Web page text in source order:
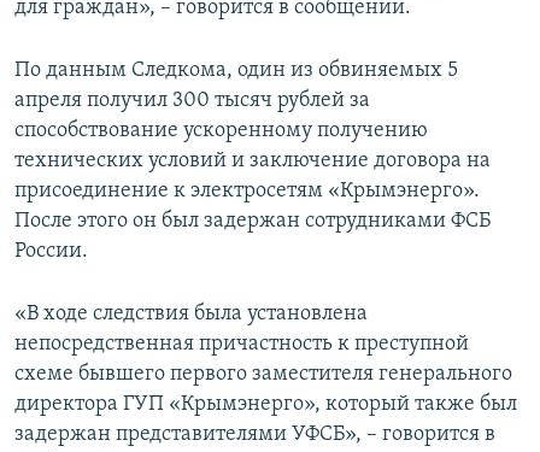
для граждан», – говорится в сообщении.
По данным Следкома, один из обвиняемых 5
апреля получил 300 тысяч рублей за
способствование ускоренному получению
технических условий и заключение договора на
присоединение к электросетям «Крымэнерго».
После этого он был задержан сотрудниками ФСБ
России.
«В ходе следствия была установлена
непосредственная причастность к преступной
схеме бывшего первого заместителя генерального
директора ГУП «Крымэнерго», который также был
задержан представителями УФСБ», – говорится в